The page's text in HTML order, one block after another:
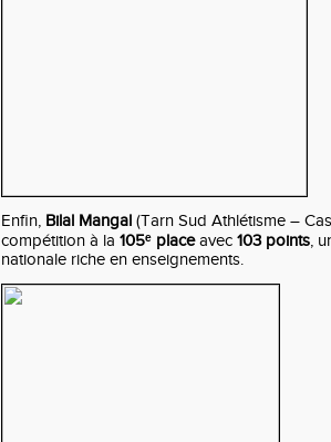
Enfin, Bilal Mangal (Tarn Sud Athlétisme –
compétition à la 105ᵉ placeavec 103 points,
nationale riche en enseignements.